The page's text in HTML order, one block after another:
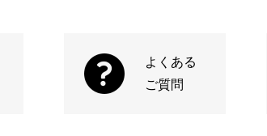
よくある
ご質問